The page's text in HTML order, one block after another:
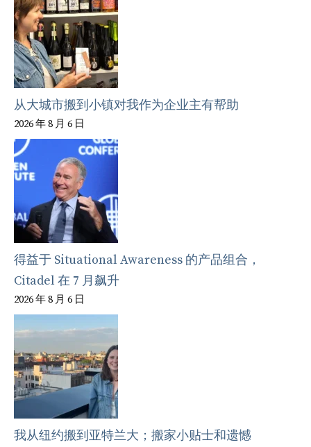
从大城市搬到小镇对我作为企业主有帮助
2026 年 8 月 6 日
得益于 Situational Awareness 的产品组合，
Citadel 在 7 月飙升
2026 年 8 月 6 日
我从纽约搬到亚特兰大；搬家小贴士和遗憾